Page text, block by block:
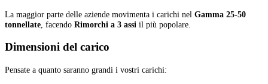
La maggior parte delle aziende movimenta i carichi nel Gamma 25-50
tonnellate , facendo Rimorchi a 3 assi il più popolare.
Dimensioni del carico
Pensate a quanto saranno grandi i vostri carichi: